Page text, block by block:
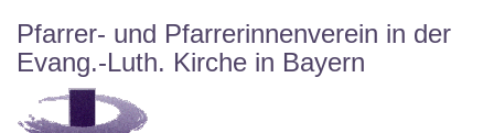
zum
Inhalt
Pfarrer- und Pfarrerinnenverein in der
Evang.-Luth. Kirche in Bayern